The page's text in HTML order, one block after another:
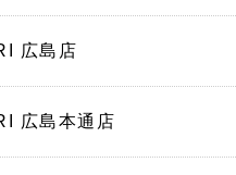
広島店
広島本通店